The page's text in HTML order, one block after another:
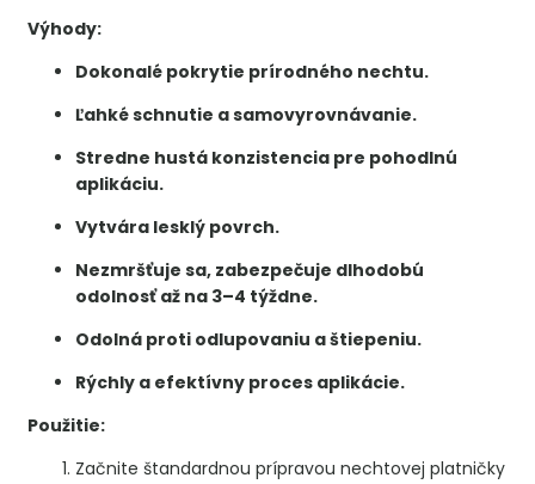
Výhody:
Dokonalé pokrytie prírodného nechtu.
Ľahké schnutie a samovyrovnávanie.
Stredne hustá konzistencia pre pohodlnú
aplikáciu.
Vytvára lesklý povrch.
Nezmršťuje sa, zabezpečuje dlhodobú
odolnosť až na 3–4 týždne.
Odolná proti odlupovaniu a štiepeniu.
Rýchly a efektívny proces aplikácie.
Použitie:
Začnite štandardnou prípravou nechtovej platničky